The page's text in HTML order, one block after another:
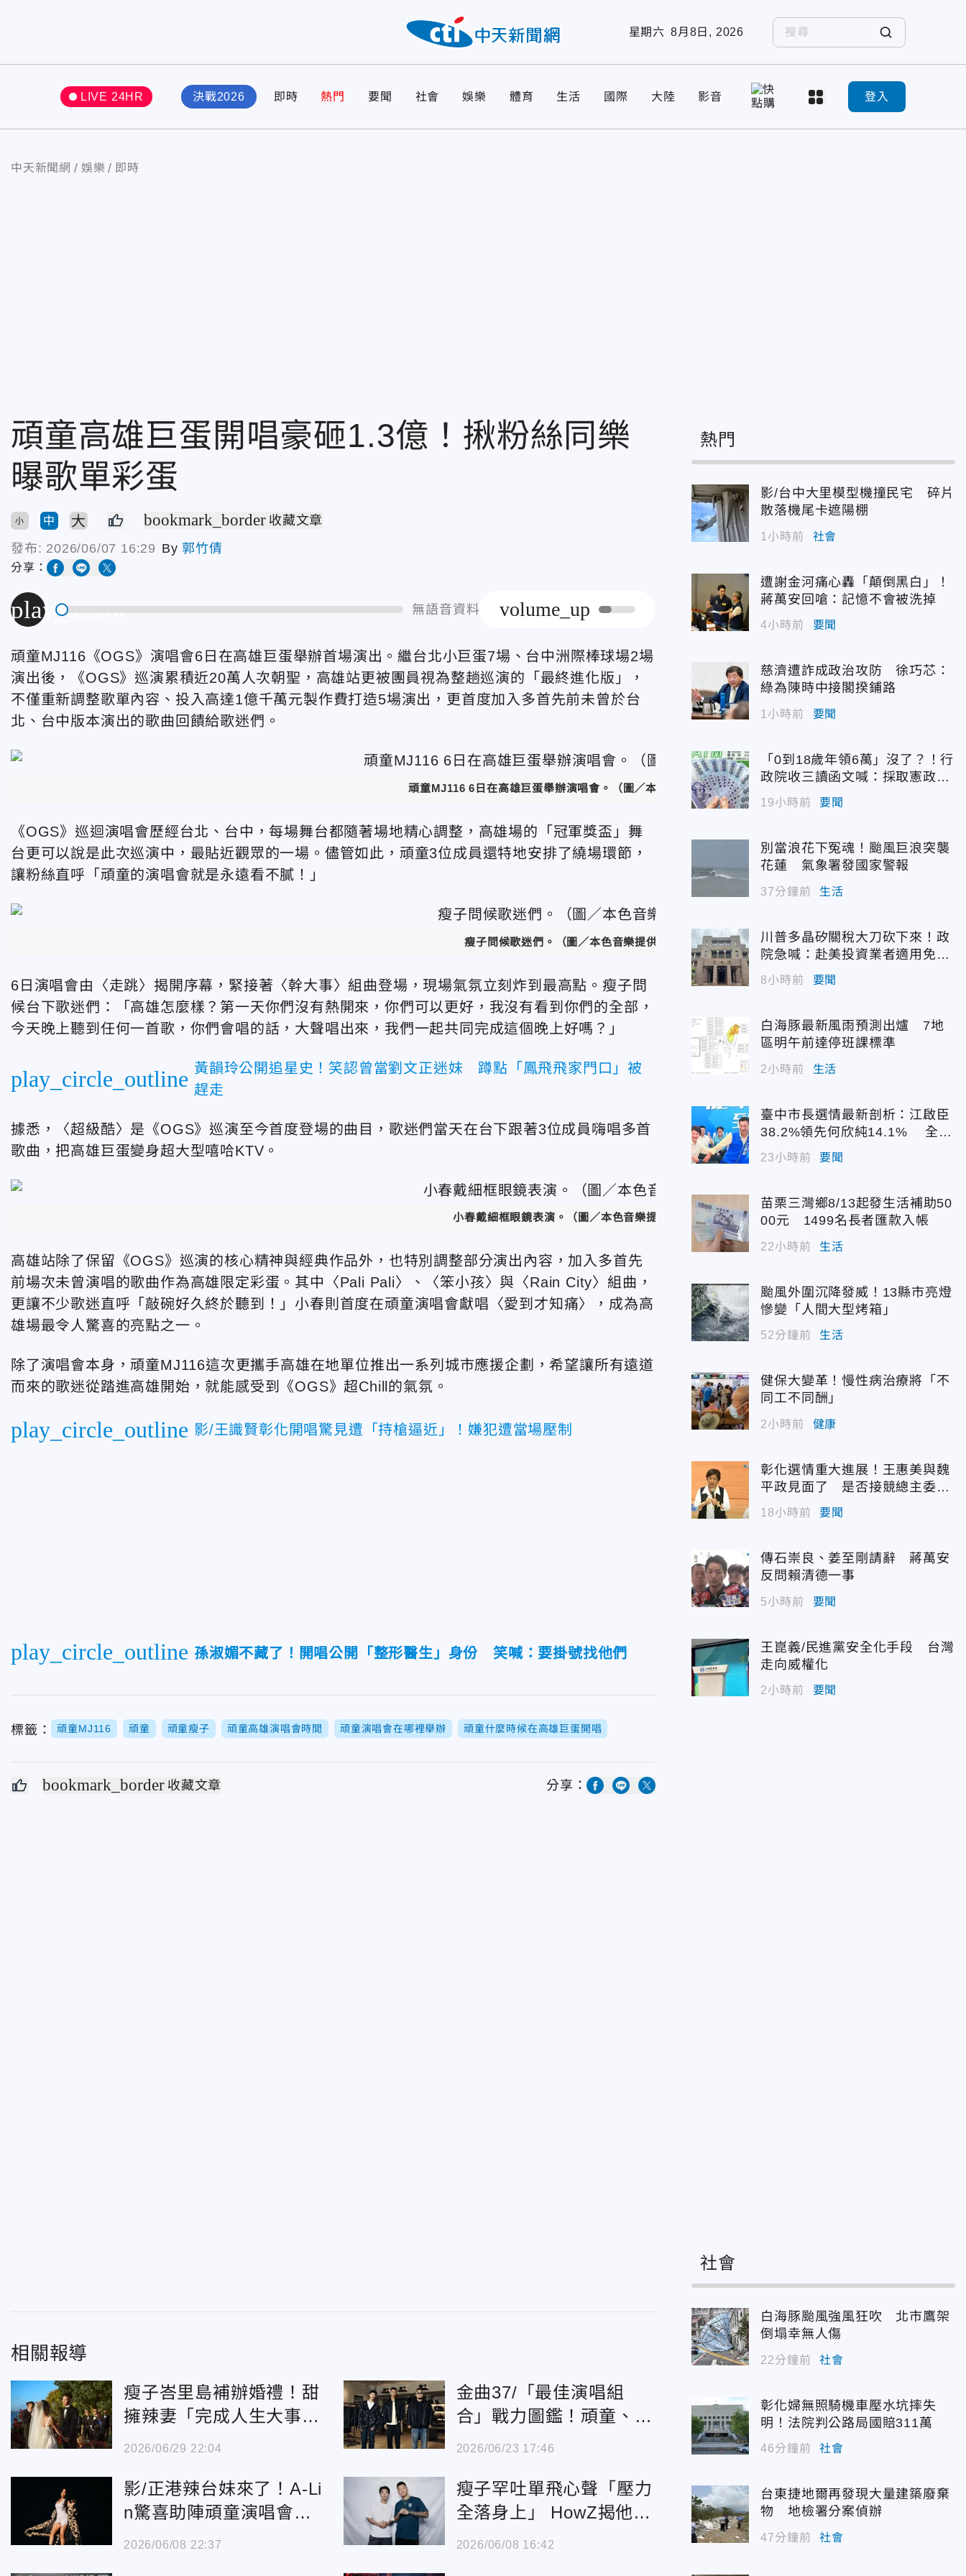
星期六 8月8日, 2026
LIVE 24HR 決戰2026 即時 熱門 要聞 社會 娛樂 體育 生活 國際 大陸 影音 登入
中天新聞網 娛樂 即時
頑童高雄巨蛋開唱豪砸1.3億！揪粉絲同樂
曝歌單彩蛋
小 中 大 bookmark_border 收藏文章
發布: 2026/06/07 16:29 By郭竹倩
分享：
play_arrow 無語音資料 volume_up
頑童MJ116《OGS》演唱會6日在高雄巨蛋舉辦首場演出。繼台北小巨蛋7場、台中洲際棒球場2場
演出後，《OGS》巡演累積近20萬人次朝聖，高雄站更被團員視為整趟巡演的「最終進化版」，
不僅重新調整歌單內容、投入高達1億千萬元製作費打造5場演出，更首度加入多首先前未曾於台
北、台中版本演出的歌曲回饋給歌迷們。
頑童MJ116 6日在高雄巨蛋舉辦演唱會。（圖／本色音樂提供）
《OGS》巡迴演唱會歷經台北、台中，每場舞台都隨著場地精心調整，高雄場的「冠軍獎盃」舞
台更可以說是此次巡演中，最貼近觀眾的一場。儘管如此，頑童3位成員還特地安排了繞場環節，
讓粉絲直呼「頑童的演唱會就是永遠看不膩！」
瘦子問候歌迷們。（圖／本色音樂提供
6日演唱會由〈走跳〉揭開序幕，緊接著〈幹大事〉組曲登場，現場氣氛立刻炸到最高點。瘦子問
候台下歌迷們：「高雄怎麼樣？第一天你們沒有熱開來，你們可以更好，我沒有看到你們的全部，
今天晚上聽到任何一首歌，你們會唱的話，大聲唱出來，我們一起共同完成這個晚上好嗎？」
play_circle_outline 黃韻玲公開追星史！笑認曾當劉文正迷妹 蹲點「鳳飛飛家門口」被
趕走
據悉，〈超級酷〉是《OGS》巡演至今首度登場的曲目，歌迷們當天在台下跟著3位成員嗨唱多首
歌曲，把高雄巨蛋變身超大型嘻哈KTV。
小春戴細框眼鏡表演。（圖／本色音樂提供
高雄站除了保留《OGS》巡演的核心精神與經典作品外，也特別調整部分演出內容，加入多首先
前場次未曾演唱的歌曲作為高雄限定彩蛋。其中〈Pali Pali〉、〈笨小孩〉與〈Rain City〉組曲，
更讓不少歌迷直呼「敲碗好久終於聽到！」小春則首度在頑童演唱會獻唱〈愛到才知痛〉，成為高
雄場最令人驚喜的亮點之一。
除了演唱會本身，頑童MJ116這次更攜手高雄在地單位推出一系列城市應援企劃，希望讓所有遠道
而來的歌迷從踏進高雄開始，就能感受到《OGS》超Chill的氣氛。
play_circle_outline 影/王識賢彰化開唱驚見遭「持槍逼近」！嫌犯遭當場壓制
play_circle_outline 孫淑媚不藏了！開唱公開「整形醫生」身份 笑喊：要掛號找他們
標籤： 頑童MJ116 頑童 頑童瘦子 頑童高雄演唱會時間 頑童演唱會在哪裡舉辦 頑童什麼時候在高雄巨蛋開唱
bookmark_border 收藏文章 分享：
相關報導
瘦子峇里島補辦婚禮！甜
擁辣妻「完成人生大事」
張震嶽到場祝福
2026/06/29 22:04
金曲37/「最佳演唱組
合」戰力圖鑑！頑童、椅
子樂團vs新秀的逆襲
2026/06/23 17:46
影/正港辣台妹來了！A-Li
n驚喜助陣頑童演唱會
瘦子讚：太性感了吧
2026/06/08 22:37
瘦子罕吐單飛心聲「壓力
全落身上」 HowZ揭他演
出笑容變了
2026/06/08 16:42
熱門
影/台中大里模型機撞民宅 碎片
散落機尾卡遮陽棚
1小時前 社會
遭謝金河痛心轟「顛倒黑白」！
蔣萬安回嗆：記憶不會被洗掉
4小時前 要聞
慈濟遭詐成政治攻防 徐巧芯：
綠為陳時中接閣揆鋪路
1小時前 要聞
「0到18歲年領6萬」沒了？！行
政院收三讀函文喊：採取憲政作
19小時前 要聞
別當浪花下冤魂！颱風巨浪突襲
花蓮 氣象署發國家警報
37分鐘前 生活
川普多晶矽關稅大刀砍下來！政
院急喊：赴美投資業者適用免稅
配額
8小時前 要聞
白海豚最新風雨預測出爐 7地
區明午前達停班課標準
2小時前 生活
臺中市長選情最新剖析：江啟臣
38.2%領先何欣純14.1% 全世
代支持度全面居首
23小時前 要聞
苗栗三灣鄉8/13起發生活補助50
00元 1499名長者匯款入帳
22小時前 生活
颱風外圍沉降發威！13縣市亮燈
慘變「人間大型烤箱」
52分鐘前 生活
健保大變革！慢性病治療將「不
同工不同酬」
2小時前 健康
彰化選情重大進展！王惠美與魏
平政見面了 是否接競總主委態
度曝光
18小時前 要聞
傳石崇良、姜至剛請辭 蔣萬安
反問賴清德一事
5小時前 要聞
王崑義/民進黨安全化手段 台灣
走向威權化
2小時前 要聞
社會
白海豚颱風強風狂吹 北市鷹架
倒塌幸無人傷
22分鐘前 社會
彰化婦無照騎機車壓水坑摔失
明！法院判公路局國賠311萬
46分鐘前 社會
台東捷地爾再發現大量建築廢棄
物 地檢署分案偵辦
47分鐘前 社會